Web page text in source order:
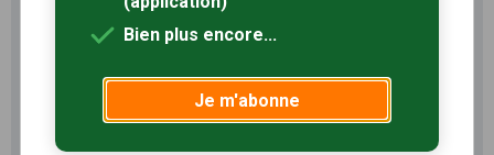
Le compteRando
permet de profiter de tout le
Favoris illimités
Bien plus encore...
Je m'abonne